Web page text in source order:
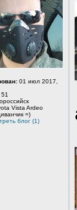
01 июл 2017,
51
Vista Ardeo
=)
блог (1)